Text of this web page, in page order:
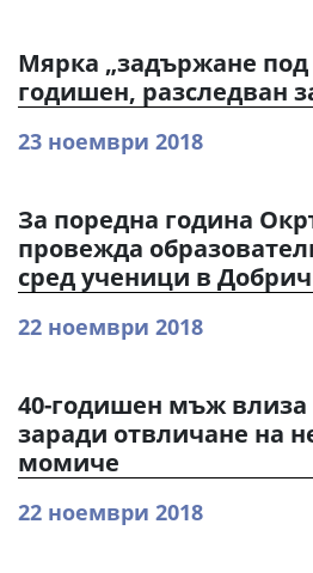
Мярка „задържане под
годишен, разследван
23 ноември 2018
За поредна година
провежда
сред ученици в Добрич
22 ноември 2018
40-годишен мъж влиза
заради отвличане на
момиче
22 ноември 2018